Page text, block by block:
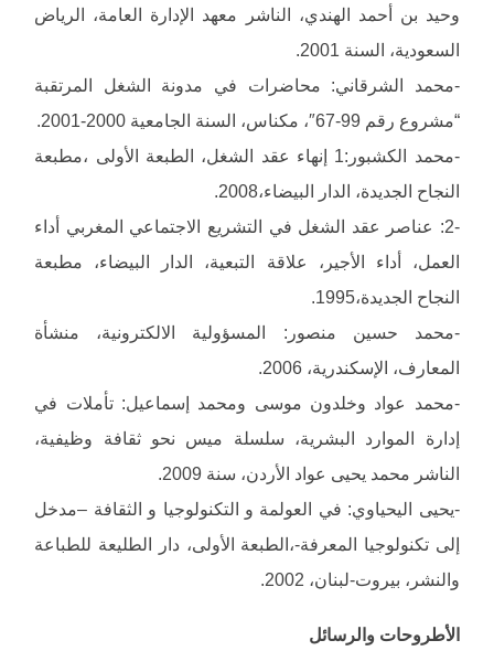
وحيد بن أحمد الهندي، الناشر معهد الإدارة العامة، الرياض
السعودية، السنة 2001.
-محمد الشرقاني: محاضرات في مدونة الشغل المرتقبة
“مشروع رقم 99-67″، مكناس، السنة الجامعية 2000-2001.
-محمد الكشبور:1 إنهاء عقد الشغل، الطبعة الأولى ،مطبعة
النجاح الجديدة، الدار البيضاء،2008.
-2: عناصر عقد الشغل في التشريع الاجتماعي المغربي أداء
العمل، أداء الأجير، علاقة التبعية، الدار البيضاء، مطبعة
النجاح الجديدة،1995.
-محمد حسين منصور: المسؤولية الالكترونية، منشأة
المعارف، الإسكندرية، 2006.
-محمد عواد وخلدون موسى ومحمد إسماعيل: تأملات في
إدارة الموارد البشرية، سلسلة ميس نحو ثقافة وظيفية،
الناشر محمد يحيى عواد الأردن، سنة 2009.
-يحيى اليحياوي: في العولمة و التكنولوجيا و الثقافة –مدخل
إلى تكنولوجيا المعرفة-،الطبعة الأولى، دار الطليعة للطباعة
والنشر، بيروت-لبنان، 2002.
الأطروحات والرسائل